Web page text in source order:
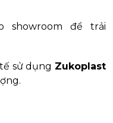
showroom để trải
sử dụng Zukoplast